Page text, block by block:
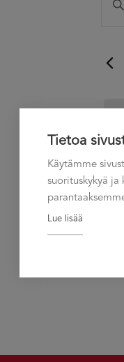
aja
Tietoa
Käytämme
suorituskykyä ja
Lue lisää